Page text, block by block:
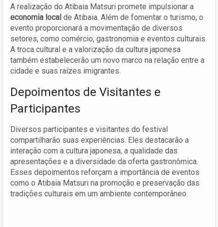
A realização do Atibaia Matsuri promete impulsionar a
economia local de Atibaia. Além de fomentar o turismo, o
evento proporcionará a movimentação de diversos
setores, como comércio, gastronomia e eventos culturais.
A troca cultural e a valorização da cultura japonesa
também estabelecerão um novo marco na relação entre a
cidade e suas raízes imigrantes.
Depoimentos de Visitantes e
Participantes
Diversos participantes e visitantes do festival
compartilharão suas experiências. Eles destacarão a
interação com a cultura japonesa, a qualidade das
apresentações e a diversidade da oferta gastronômica.
Esses depoimentos reforçam a importância de eventos
como o Atibaia Matsuri na promoção e preservação das
tradições culturais em um ambiente contemporâneo.